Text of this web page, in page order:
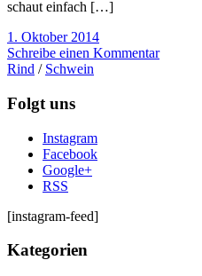
schaut einfach […]
1. Oktober 2014
Schreibe einen Kommentar
Rind / Schwein
Folgt uns
Instagram
Facebook
Google+
RSS
[instagram-feed]
Kategorien